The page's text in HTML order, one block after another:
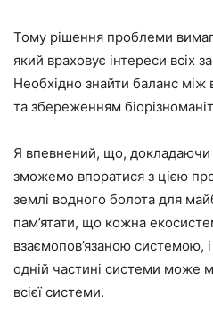
Тому рішення проблеми
який враховує інтереси всіх
Необхідно знайти баланс між
та збереженням
Я впевнений, що, докладаючи
зможемо впоратися з цією
землі водного болота для
пам’ятати, що кожна
взаємопов’язаною системою,
одній частині системи може
всієї системи.